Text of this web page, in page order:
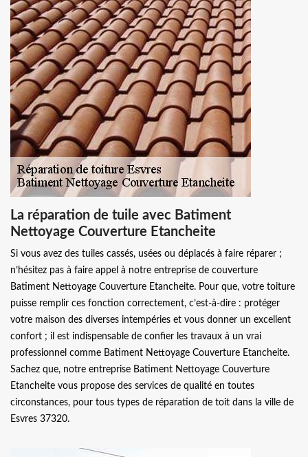
La réparation de tuile avec Batiment
Nettoyage Couverture Etancheite
Si vous avez des tuiles cassés, usées ou déplacés à faire réparer ;
n’hésitez pas à faire appel à notre entreprise de couverture
Batiment Nettoyage Couverture Etancheite. Pour que, votre toiture
puisse remplir ces fonction correctement, c’est-à-dire : protéger
votre maison des diverses intempéries et vous donner un excellent
confort ; il est indispensable de confier les travaux à un vrai
professionnel comme Batiment Nettoyage Couverture Etancheite.
Sachez que, notre entreprise Batiment Nettoyage Couverture
Etancheite vous propose des services de qualité en toutes
circonstances, pour tous types de réparation de toit dans la ville de
Esvres 37320.